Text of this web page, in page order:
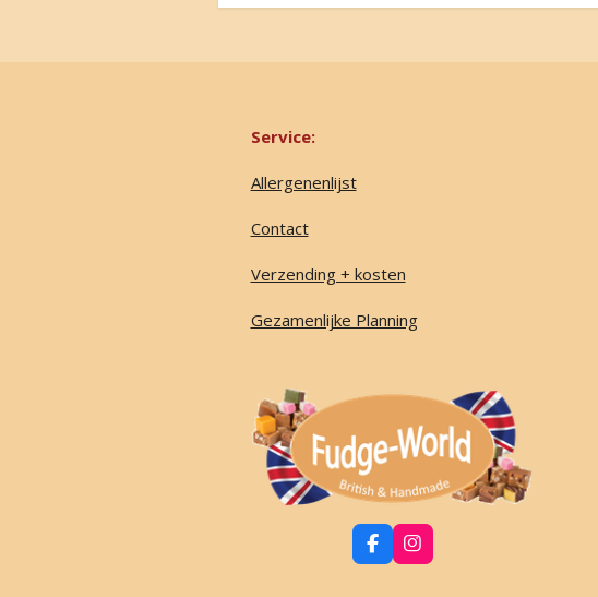
Service:
Allergenenlijst
Contact
Verzending + kosten
Gezamenlijke Planning
F
a
I
n